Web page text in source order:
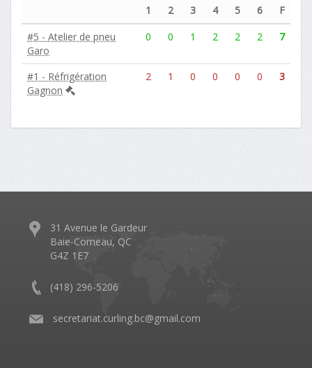
1 2 3 4 5 6
F
#5 - Atelier de pneu
Garo
0 0 1 2 2 2 7
#1 - Réfrigération
Gagnon
2 1 0 0 0 0 3
31 Avenue le Gardeur
Baie-Comeau, QC
G4Z 1E7
(418) 296-5206
secretariat.curling.bc@gmail.com